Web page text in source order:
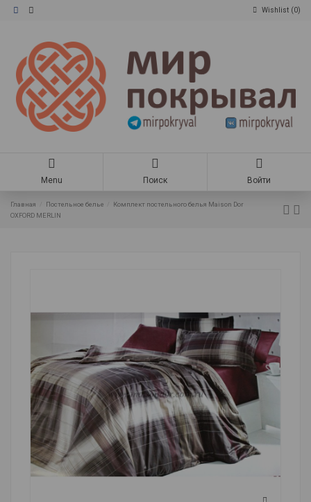
Wishlist (0)
Menu Поиск Войти
Главная Постельное белье
Комплект постельного белья Maison Dor
OXFORD MERLIN